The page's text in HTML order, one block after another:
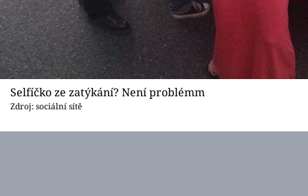
Selfíčko ze zatýkání? Není problémm
Zdroj: sociální sítě